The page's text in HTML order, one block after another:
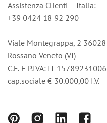
Assistenza Clienti – Italia:
+39 0424 18 92 290
Viale Montegrappa, 2 36028
Rossano Veneto (VI)
C.F. E P.IVA: IT 15789231006
cap.sociale € 30.000,00 I.V.